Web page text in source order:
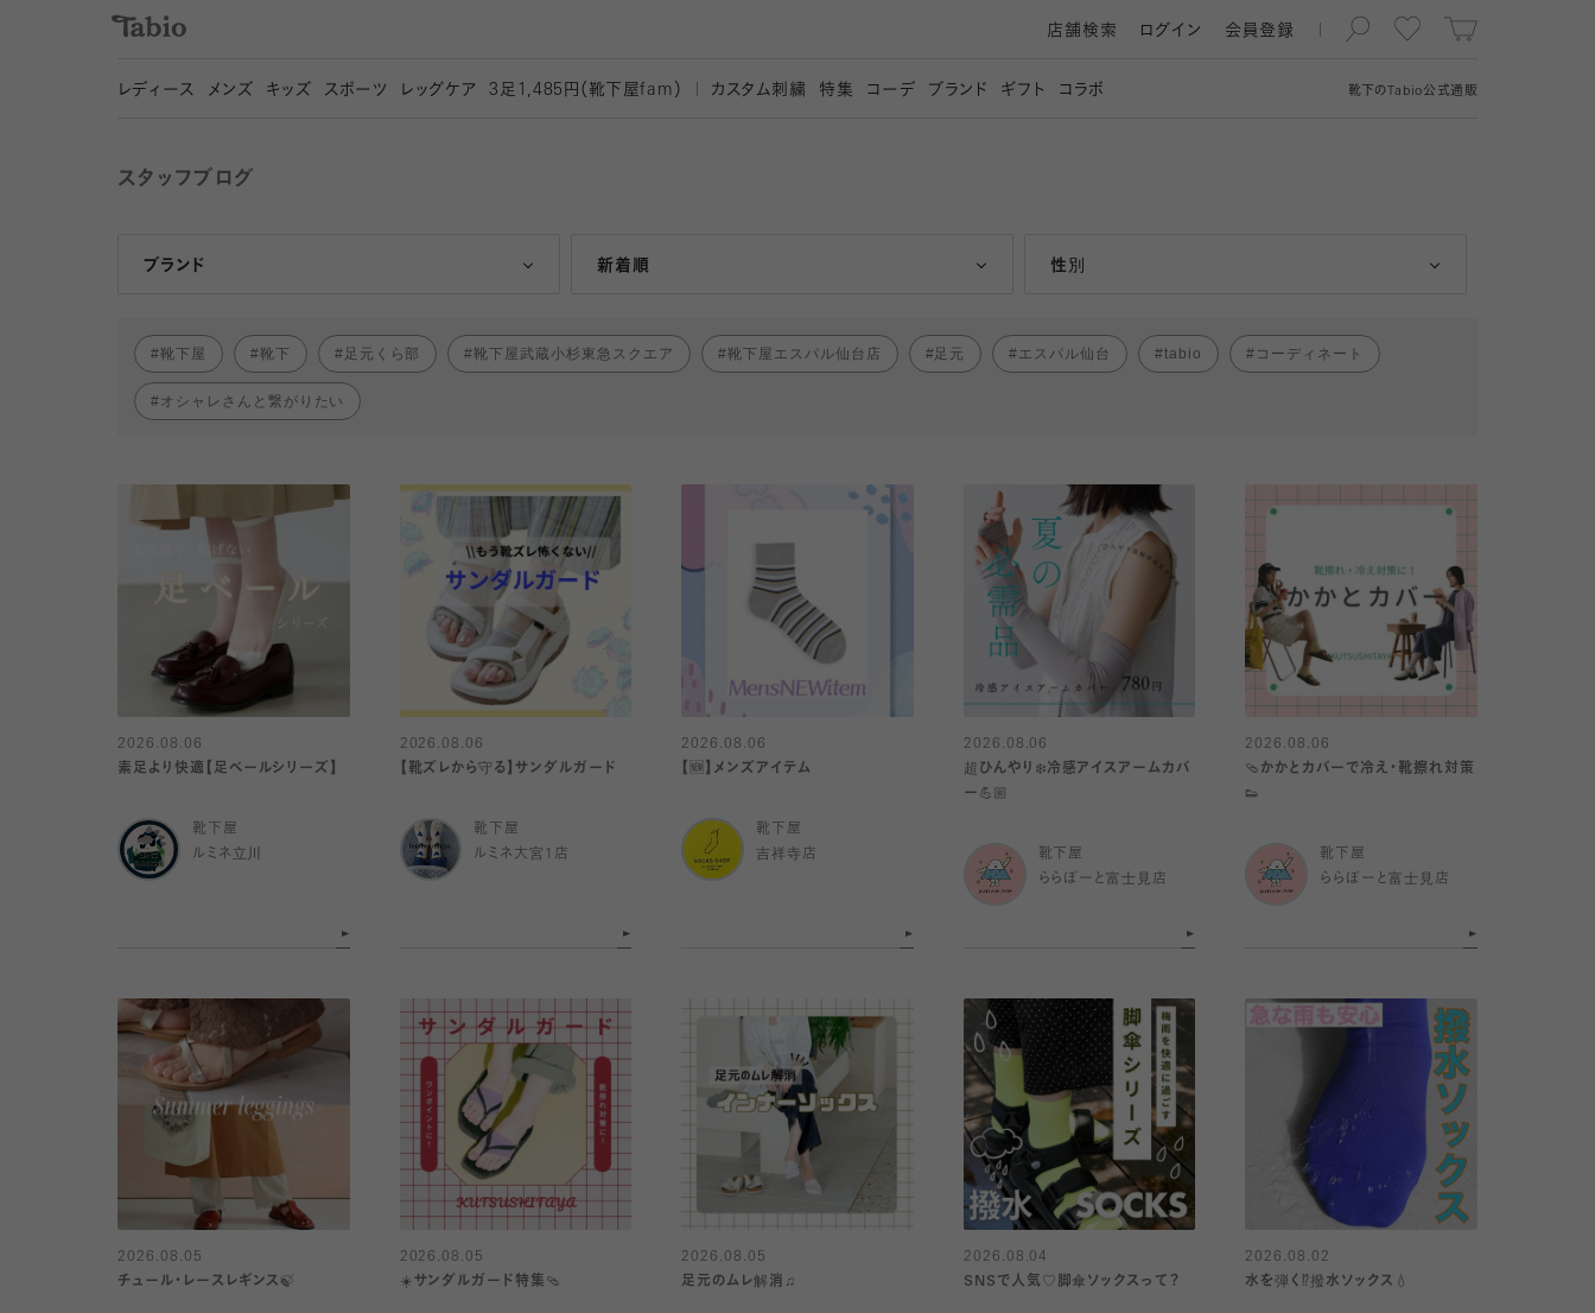
靴下の Tabio公式通販
店舗検索 ログイン 会員登録
レディース メンズ キッズ スポーツ レッグケア 3 足1,485円（靴下屋fam） カスタム刺繍 特集 コーデ ブランド ギフト コラボ
スタッフブログ
ブランド
Tabio 新着順
人気ランキング順 性別
女性
靴下屋 靴下 足元くら部 靴下屋武蔵小杉東急スクエア 靴下屋エスパル仙台店 足元 エスパル仙台 tabio コーディネート
オシャレさんと繋がりたい
2026.08.06
素足より快適【足ベールシリーズ】
靴下屋
ルミネ立川
2026.08.06
【靴ズレから守る】サンダルガード
靴下屋
ルミネ大宮1店
2026.08.06
【🆕】メンズアイテム
靴下屋
吉祥寺店
2026.08.06
超ひんやり❄️冷感アイスアームカバ
ー💪🏼
靴下屋
ららぽーと富士見店
2026.08.06
🩴かかとカバーで冷え・靴擦れ対策
👟
靴下屋
ららぽーと富士見店
2026.08.05
チュール・レースレギンス🍃
2026.08.05
☀️サンダルガード特集🩴
2026.08.05
足元のムレ解消♫
2026.08.04
SNSで人気♡脚傘ソックスって？
2026.08.02
水を弾く⁉️撥水ソックス💧